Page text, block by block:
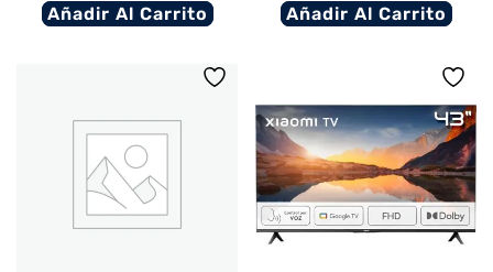
Añadir Al Carrito Añadir Al Carrito